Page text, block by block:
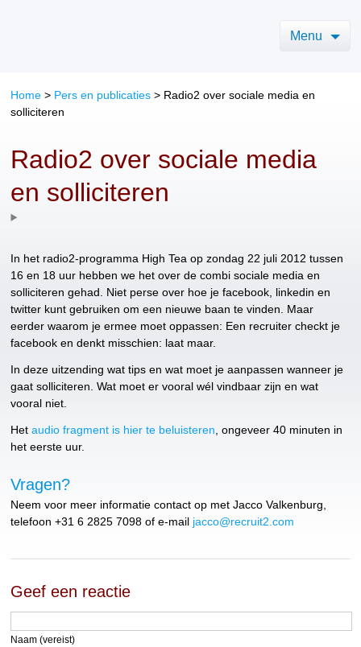
Menu
Home > Pers en publicaties > Radio2 over sociale media en
solliciteren
Radio2 over sociale media
en solliciteren
In het radio2-programma High Tea op zondag 22 juli 2012 tussen
16 en 18 uur hebben we het over de combi sociale media en
solliciteren gehad. Niet perse over hoe je facebook, linkedin en
twitter kunt gebruiken om een nieuwe baan te vinden. Maar
eerder waarom je ermee moet oppassen: Een recruiter checkt je
facebook en denkt misschien: laat maar.
In deze uitzending wat tips en wat moet je aanpassen wanneer je
gaat solliciteren. Wat moet er vooral wél vindbaar zijn en wat
vooral niet.
Hetaudio fragment is hier te beluisteren , ongeveer 40 minuten in
het eerste uur.
Vragen?
Neem voor meer informatie contact op met Jacco Valkenburg,
telefoon +31 6 2825 7098 of e-mail jacco@recruit2.com
Geef een reactie
Naam (vereist)